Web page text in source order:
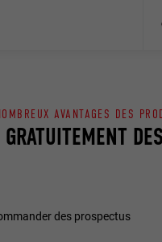
DES
AVANTAGES DES
des prospectus